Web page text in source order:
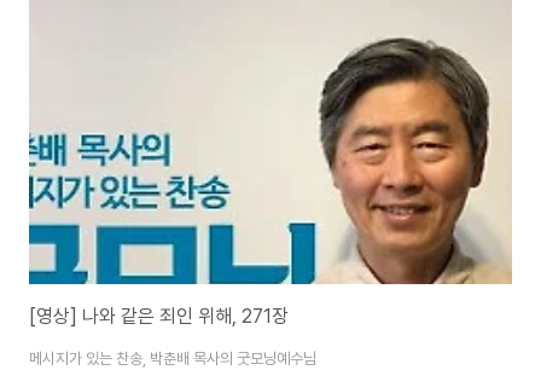
[영상] 나와 같은 죄인 위해, 271장
메시지가 있는 찬송, 박춘배 목사의 굿모닝예수님